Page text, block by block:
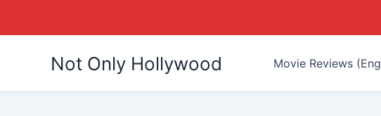
Not Only Hollywood Movie Reviews